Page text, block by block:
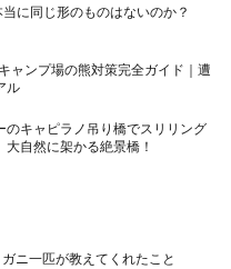
に同じ形のものはないのか？
ャンプ場の熊対策完全ガイド｜遭
ル
のキャピラノ吊り橋でスリリング
自然に架かる絶景橋！
ニ一匹が教えてくれたこと